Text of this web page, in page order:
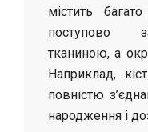
містить
поступово
тканиною, а
Наприклад,
повністю
народження і